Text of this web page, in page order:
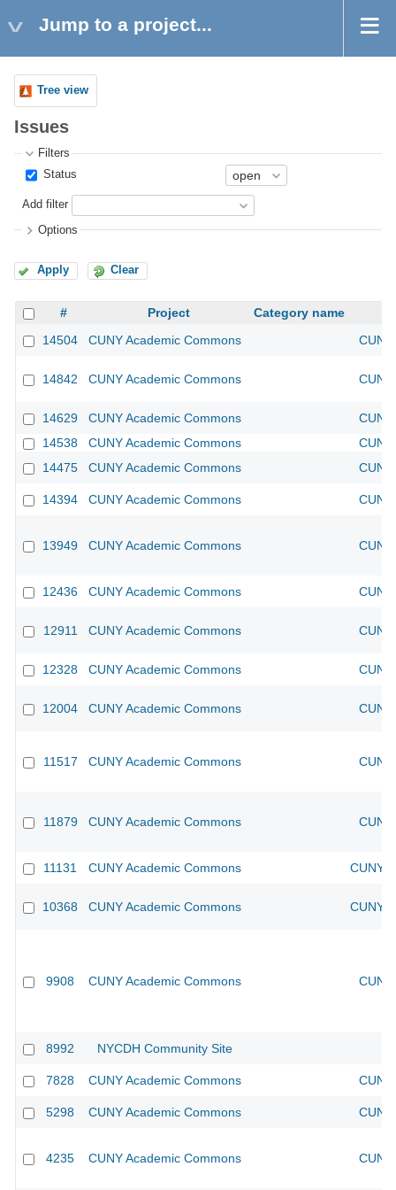
Jump to a project...
Tree view
Issues
Filters
Status
Add filter
Options
Apply Clear
# Project
Category name
14504
CUNY Academic Commons
14842 CUNY Academic Commons
14629 CUNY Academic Commons
14538
CUNY Academic Commons
14475
CUNY Academic Commons
14394 CUNY Academic Commons
13949 CUNY Academic Commons
12436 CUNY Academic Commons
12911 CUNY Academic Commons
12328 CUNY Academic Commons
12004 CUNY Academic Commons
11517 CUNY Academic Commons
11879 CUNY Academic Commons
11131 CUNY Academic Commons CUNY
10368 CUNY Academic Commons CUNY
9908 CUNY Academic Commons
8992 NYCDH Community Site
7828 CUNY Academic Commons
5298 CUNY Academic Commons
4235 CUNY Academic Commons